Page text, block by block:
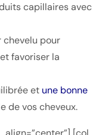
capillaires avec
chevelu pour
favoriser la
et une bonne
de vos cheveux.